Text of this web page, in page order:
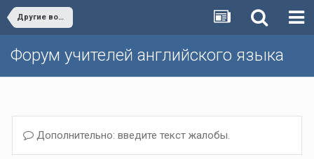
Другие вопросы (Темы, не вошедшие в другие разделы)/Other issues
Форум учителей английского языка
Дополнительно: введите текст жалобы.